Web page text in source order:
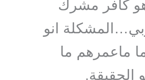
كافر مشرك
انو
ماعمرهم ما
الحقيقة.